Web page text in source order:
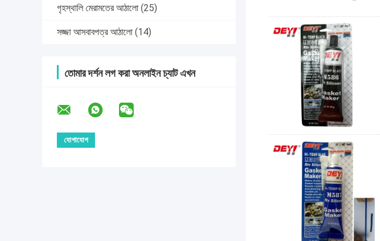
গৃহস্থালি মেরামতের আঠালো (25)
সজ্জা আসবাবপত্র আঠালো (14)
তোমার দর্শন লগ করা অনলাইন চ্যাট এখন